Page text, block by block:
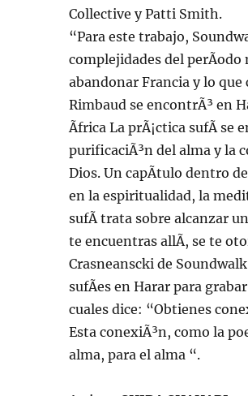
Collective y Patti Smith.
“Para este trabajo,
complejidades del perÃ­odo
abandonar Francia y lo que
Rimbaud se encontrÃ³ en
Ãfrica La prÃ¡ctica sufÃ­ se
purificaciÃ³n del alma y la
Dios. Un capÃ­tulo dentro
en la espiritualidad, la
sufÃ­ trata sobre alcanzar
te encuentras allÃ­, se te
Crasneanscki de
sufÃ­es en Harar para
cuales dice: “Obtienes
Esta conexiÃ³n, como la
alma, para el alma “.